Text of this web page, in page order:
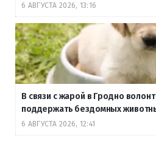
6 АВГУСТА 2026, 13:16
В связи с жарой в Гродно
поддержать бездомных
6 АВГУСТА 2026, 12:41